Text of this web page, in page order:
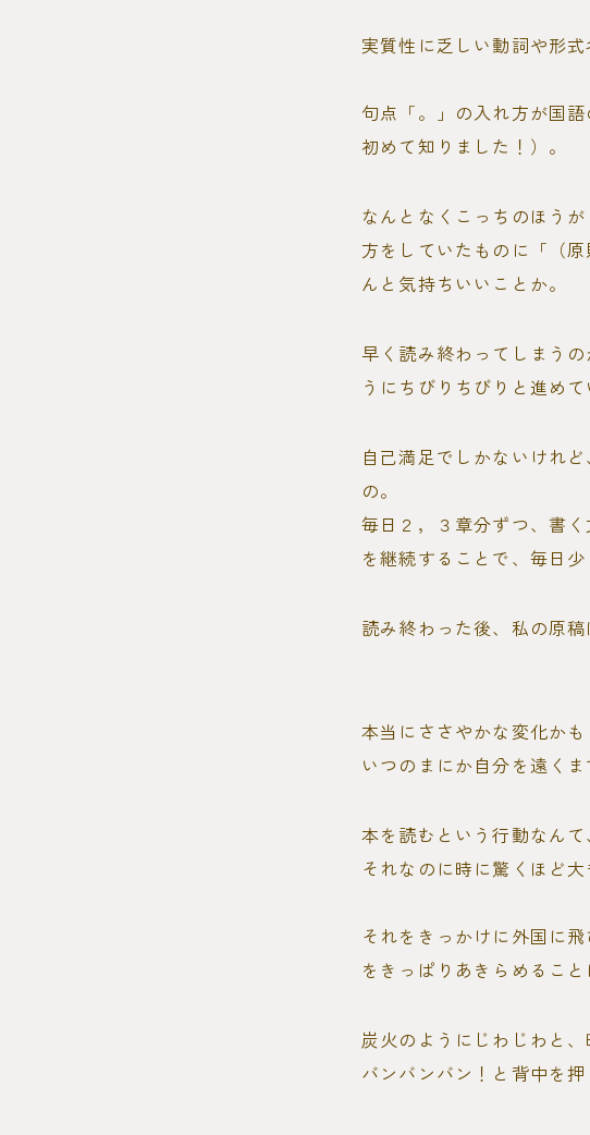
実質性に乏しい動詞や形
句点「。」の入れ方が国
初めて知りました！）。
なんとなくこっちのほう
方をしていたものに「（
んと気持ちいいことか。
早く読み終わってしまう
うにちびりちびりと進め
自己満足でしかないけれど
の。
毎日２，３章分ずつ、書
を継続することで、毎日
読み終わった後、私の原
本当にささやかな変化か
いつのまにか自分を遠くま
本を読むという行動なん
それなのに時に驚くほど
それをきっかけに外国に
をきっぱりあきらめるこ
炭火のようにじわじわと
バンバンバン！と背中を